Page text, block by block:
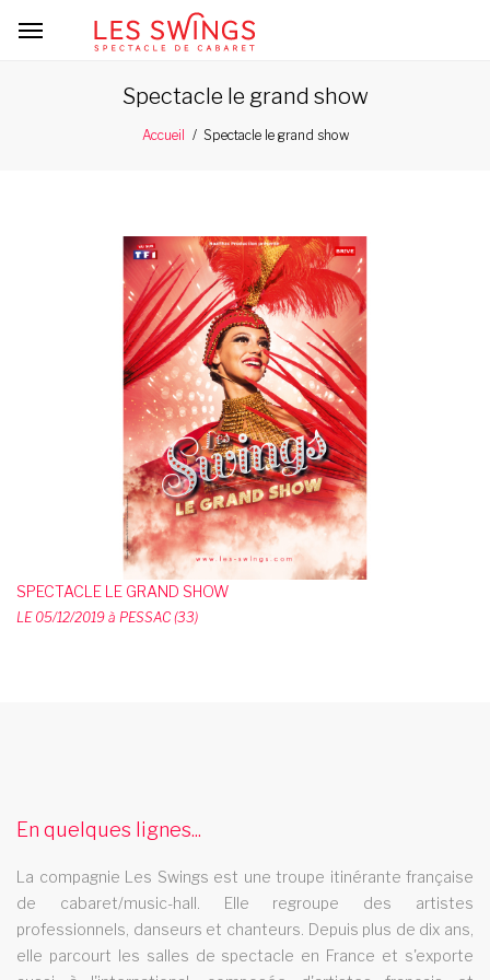
Spectacle le grand show
Accueil Spectacle le grand show
SPECTACLE LE GRAND SHOW
LE 05/12/2019 à PESSAC (33)
35
Le cabaret Les Swings se deplace dans le departement 02
spectacle magie
Au programme avec le cabaret Les swings un des spectacle
En quelques lignes...
La compagnie Les Swings est une troupe itinérante française
de cabaret/music-hall. Elle regroupe des artistes
professionnels, danseurs et chanteurs. Depuis plus de dix ans,
elle parcourt les salles de spectacle en France et s'exporte